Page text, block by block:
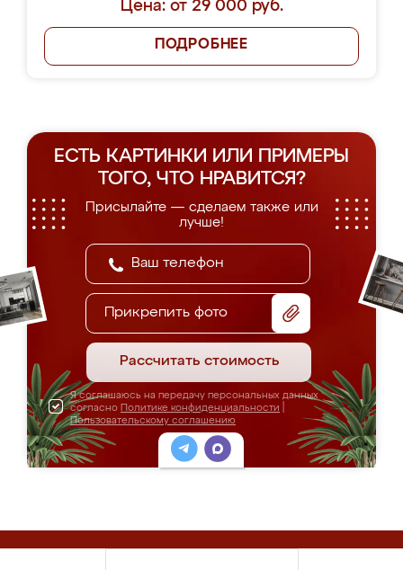
Цена: от 29 000 руб.
ПОДРОБНЕЕ
ЕСТЬ КАРТИНКИ ИЛИ ПРИМЕРЫ
ТОГО, ЧТО НРАВИТСЯ?
Присылайте — сделаем также или
лучше!
Прикрепить фото
Рассчитать стоимость
Я соглашаюсь на передачу персональных данных
согласно Политике конфиденциальности
Пользовательскому соглашению